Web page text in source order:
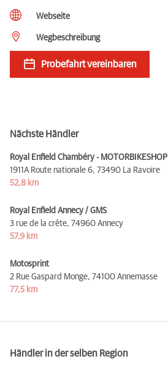
Webseite
Wegbeschreibung
Probefahrt vereinbaren
Nächste Händler
Royal Enfield Chambéry - MOTORBIKESHOP
1911A Route nationale 6, 73490 La Ravoire
52,8 km
Royal Enfield Annecy / GMS
3 rue de la crête, 74960 Annecy
57,9 km
Motosprint
2 Rue Gaspard Monge, 74100 Annemasse
77,5 km
Händler in der selben Region